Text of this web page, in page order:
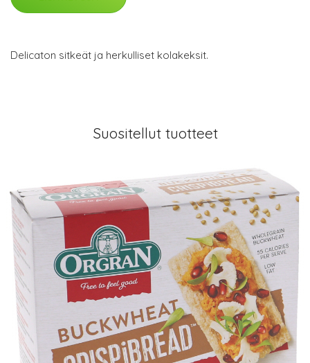
Delicaton sitkeät ja herkulliset kolakeksit.
Suositellut tuotteet